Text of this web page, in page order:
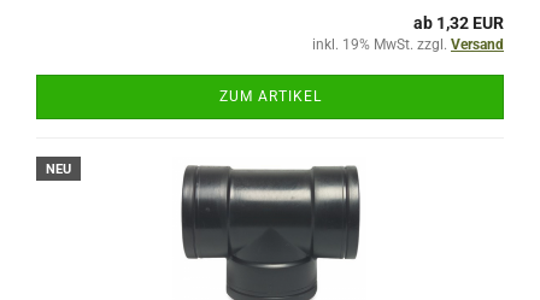
ab 1,32 EUR
inkl. 19% MwSt. zzgl. Versand
ZUM ARTIKEL
NEU